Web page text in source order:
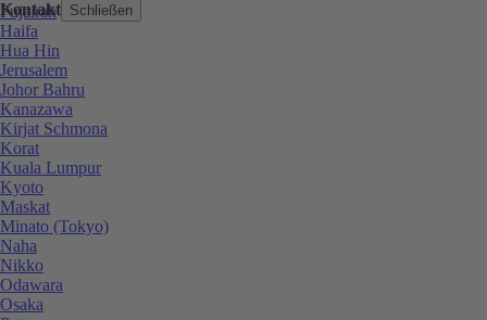
Kontakt Schließen
Fujairah
Haifa
Hua Hin
Jerusalem
Johor Bahru
Kanazawa
Kirjat Schmona
Korat
Kuala Lumpur
Kyoto
Maskat
Minato (Tokyo)
Naha
Nikko
Odawara
Osaka